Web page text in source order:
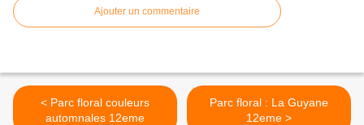
Ajouter un commentaire
< Parc floral couleurs
automnales 12eme
Parc floral : La Guyane
12eme >